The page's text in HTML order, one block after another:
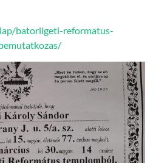
batorligeti-reformatus-